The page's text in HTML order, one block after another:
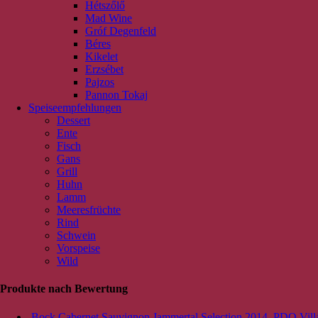
Hétszőlő
Mad Wine
Gróf Degenfeld
Béres
Kikelet
Erzsébet
Pajzos
Pannon Tokaj
Speiseempfehlungen
Dessert
Ente
Fisch
Gans
Grill
Huhn
Lamm
Meeresfrüchte
Rind
Schwein
Vorspeise
Wild
Produkte nach Bewertung